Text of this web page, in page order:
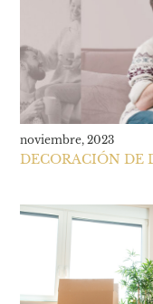
noviembre, 2023
DECORACIÓN DE